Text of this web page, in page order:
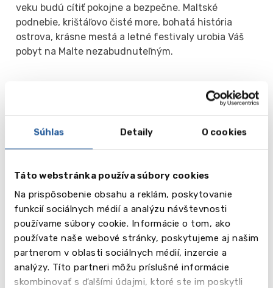
Súhlas Detaily O cookies
Táto webstránka používa súbory cookies
Na prispôsobenie obsahu a reklám, poskytovanie
funkcií sociálnych médií a analýzu návštevnosti
používame súbory cookie. Informácie o tom, ako
používate naše webové stránky, poskytujeme aj našim
partnerom v oblasti sociálnych médií, inzercie a
analýzy. Títo partneri môžu príslušné informácie
skombinovať s ďalšími údajmi, ktoré ste im poskytli
veku budú cítiť pokojne a bezpečne. Maltské
podnebie, krištáľovo čisté more, bohatá história
ostrova, krásne mestá a letné festivaly urobia Váš
pobyt na Malte nezabudnuteľným.
European
English (10-
viac
Julians
ACE Malta
(12-17 r.)